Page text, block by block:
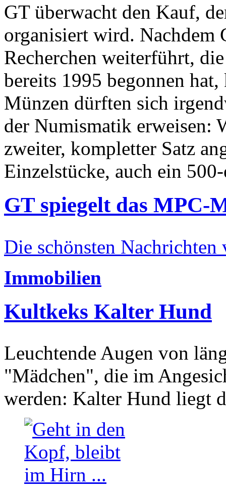
GT überwacht den Kauf,
organisiert wird. Nachdem
Recherchen weiterführt,
bereits 1995 begonnen
Münzen dürften sich
der Numismatik erweisen:
zweiter, kompletter Satz
Einzelstücke, auch ein
GT spiegelt das MPC-
Die schönsten Nachrichten
Immobilien
Kultkeks Kalter Hund
Leuchtende Augen von
"Mädchen", die im
werden: Kalter Hund liegt